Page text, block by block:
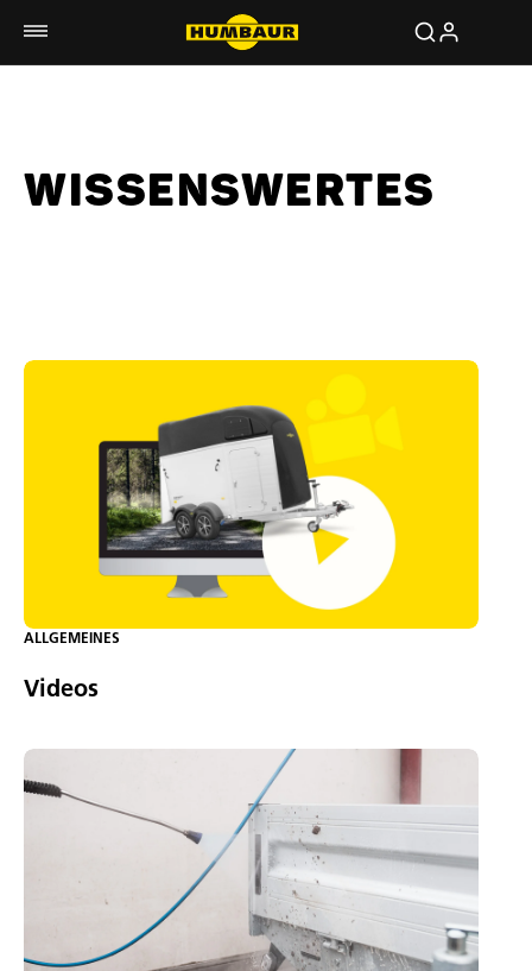
WISSENSWERTES
ALLGEMEINES
Videos